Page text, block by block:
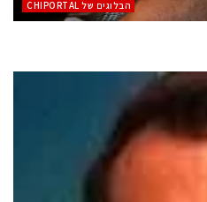
הבלוגים של CHIPORTAL